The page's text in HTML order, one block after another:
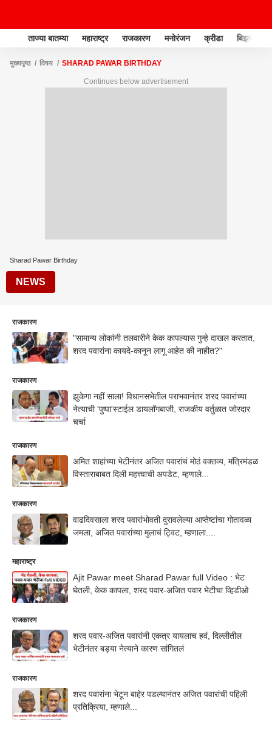
ताज्या बातम्या महाराष्ट्र राजकारण मनोरंजन क्रीडा बिझनेस
मुख्यपृष्ठ विषय SHARAD PAWAR BIRTHDAY
Continues below advertisement
Sharad Pawar Birthday
NEWS
राजकारण
"सामान्य लोकांनी तलवारीने केक कापल्यास गुन्हे दाखल करतात,
शरद पवारांना कायदे-कानून लागू आहेत की नाहीत?"
राजकारण
झुकेगा नहीं साला! विधानसभेतील पराभवानंतर शरद पवारांच्या
नेत्याची 'पुष्पा'स्टाईल डायलॉगबाजी, राजकीय वर्तुळात जोरदार
चर्चा
राजकारण
अमित शाहांच्या भेटीनंतर अजित पवारांचं मोठं वक्तव्य, मंत्रिमंडळ
विस्ताराबाबत दिली महत्त्वाची अपडेट, म्हणाले...
राजकारण
वाढदिवसाला शरद पवारांभोवती दुरावलेल्या आप्तेष्टांचा गोतावळा
जमला, अजित पवारांच्या मुलाचं ट्विट, म्हणाला....
महाराष्ट्र
Ajit Pawar meet Sharad Pawar full Video : भेट
घेतली, केक कापला, शरद पवार-अजित पवार भेटीचा व्हिडीओ
राजकारण
शरद पवार-अजित पवारांनी एकत्र यायलाच हवं, दिल्लीतील
भेटीनंतर बड्या नेत्याने कारण सांगितलं
राजकारण
शरद पवारांना भेटून बाहेर पडल्यानंतर अजित पवारांची पहिली
प्रतिक्रिया, म्हणाले...